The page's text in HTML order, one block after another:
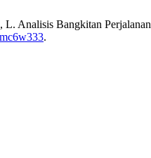
Analisis Bangkitan
.